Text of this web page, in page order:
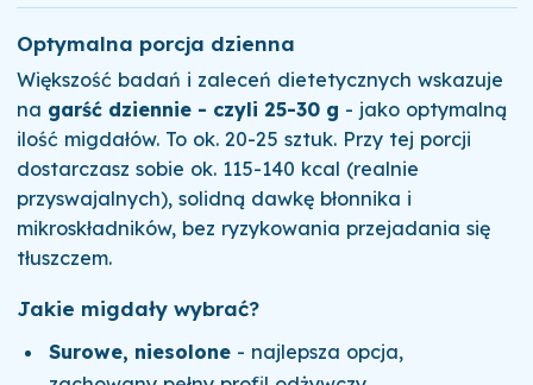
Optymalna porcja dzienna
Większość badań i zaleceń dietetycznych wskazuje
na garść dziennie - czyli 25-30 g - jako optymalną
ilość migdałów. To ok. 20-25 sztuk. Przy tej porcji
dostarczasz sobie ok. 115-140 kcal (realnie
przyswajalnych), solidną dawkę błonnika i
mikroskładników, bez ryzykowania przejadania się
tłuszczem.
Jakie migdały wybrać?
Surowe, niesolone - najlepsza opcja,